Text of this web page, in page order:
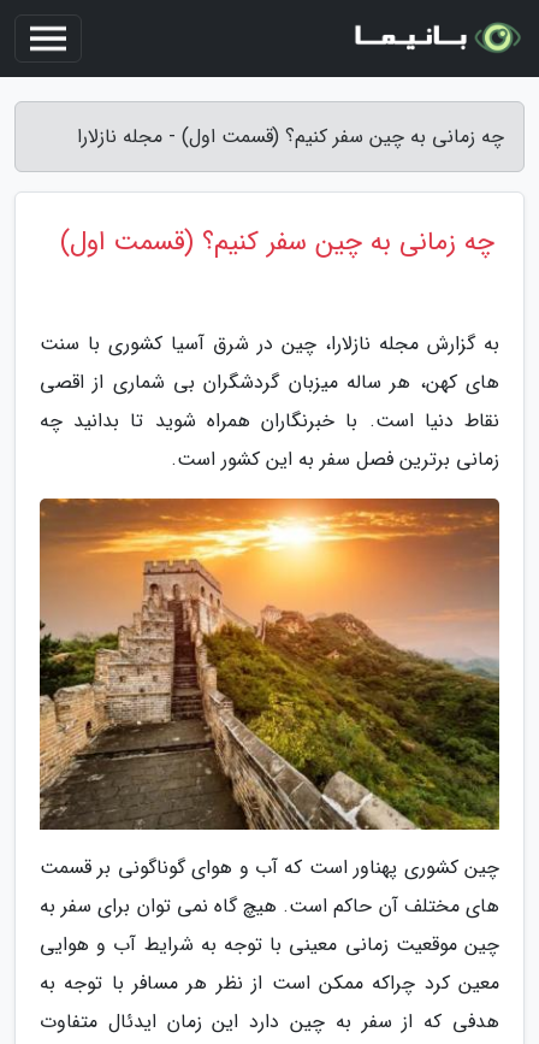
چه زمانی به چین سفر کنیم؟ (قسمت اول) - مجله نازلارا
چه زمانی به چین سفر کنیم؟ (قسمت اول)
به گزارش مجله نازلارا، چین در شرق آسیا کشوری با سنت
های کهن، هر ساله میزبان گردشگران بی شماری از اقصی
نقاط دنیا است. با خبرنگاران همراه شوید تا بدانید چه
زمانی برترین فصل سفر به این کشور است.
چین کشوری پهناور است که آب و هوای گوناگونی بر قسمت
های مختلف آن حاکم است. هیچ گاه نمی توان برای سفر به
چین موقعیت زمانی معینی با توجه به شرایط آب و هوایی
معین کرد چراکه ممکن است از نظر هر مسافر با توجه به
هدفی که از سفر به چین دارد این زمان ایدئال متفاوت